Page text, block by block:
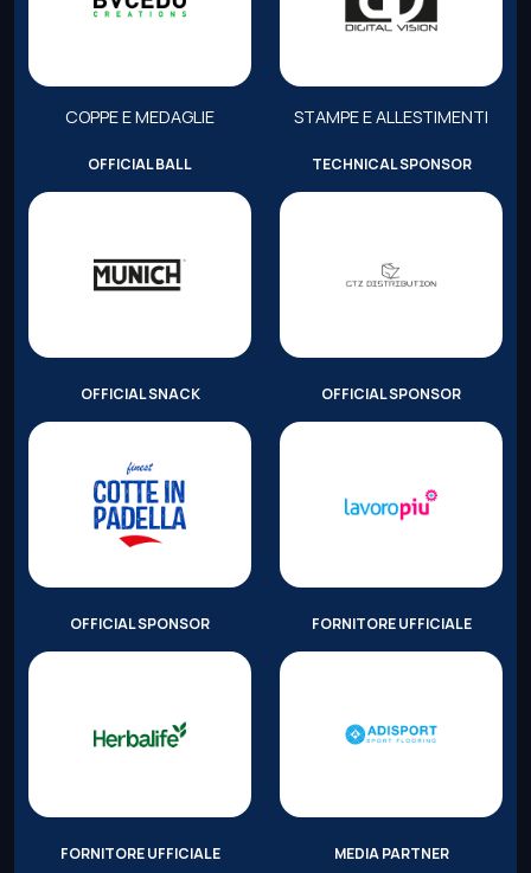
COPPE E MEDAGLIE STAMPE E ALLESTIMENTI
OFFICIAL BALL TECHNICAL SPONSOR
OFFICIAL SNACK OFFICIAL SPONSOR
OFFICIAL SPONSOR FORNITORE UFFICIALE
FORNITORE UFFICIALE MEDIA PARTNER